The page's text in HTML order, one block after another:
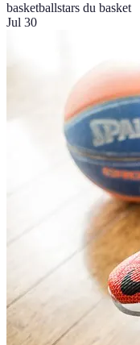
basketballstars du basket
Jul 30